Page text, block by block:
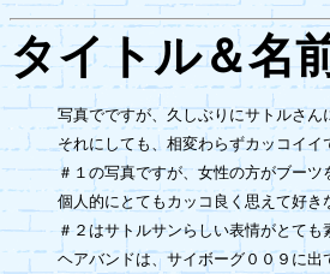
タイトル＆名
写真でですが、久しぶりにサトルさ
それにしても、相変わらずカッコイ
＃１の写真ですが、女性の方がブー
個人的にとてもカッコ良く思えて好
＃２はサトルサンらしい表情がとても
ヘアバンドは、サイボーグ００９に